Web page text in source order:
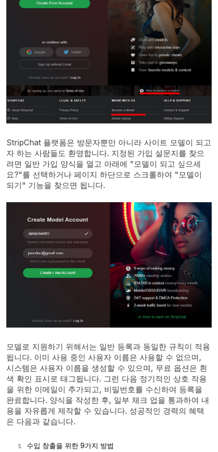
StripChat 플랫폼은 방문자뿐만 아니라 사이트 모델이 되고
자 하는 사람들도 환영합니다. 지정된 가입 설문지를 찾으
려면 일반 가입 양식을 열고 아래에 "모델이 되고 싶으세
요?"를 선택하거나 페이지 하단으로 스크롤하여 "모델이
되기" 기능을 찾으면 됩니다.
모델로 지원하기 위해서는 일반 등록과 동일한 규칙이 적용
됩니다. 이미 사용 중인 사용자 이름은 사용할 수 없으며,
시스템은 사용자 이름을 생성할 수 있으며, 무료 옵션은 흰
색 확인 표시로 태그됩니다. 그런 다음 정기적인 상호 작용
을 위한 이메일이 추가되고, 비밀번호를 수신하여 등록을
완료합니다. 양식을 작성한 후, 일부 체크 업을 통과하여 내
용을 자유롭게 제작할 수 있습니다. 성공적인 경력의 혜택
은 다음과 같습니다.
수입 창출을 위한 9가지 방법